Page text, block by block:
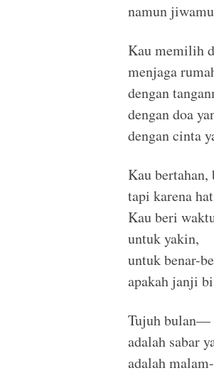
namun
Kau memilih
menjaga
dengan
dengan doa
dengan cinta
Kau bertahan,
tapi karena
Kau beri
untuk yakin,
untuk benar-
apakah janji
Tujuh bulan—
adalah sabar
adalah